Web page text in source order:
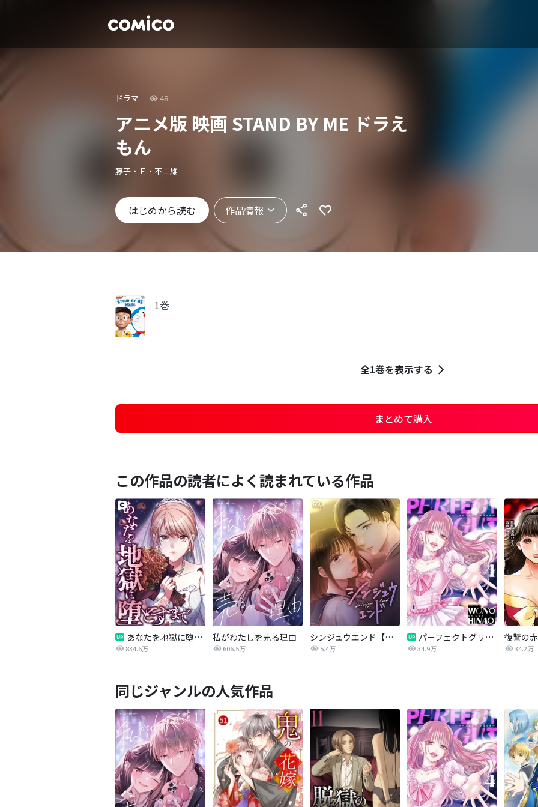
ドラマ 48
アニメ版 映画 STAND BY ME ドラえ
もん
藤子・Ｆ・不二雄
はじめから読む 作品情報
1巻
全1巻を表示する
まとめて購入
この作品の読者によく読まれている作品
あなたを地獄に堕とすまで
834.6万
私がわたしを売る理由
606.5万
シンジュウエンド【タテヨミ】
5.4万
パーフェクトグリッター
34.9万 34.2万
同じジャンルの人気作品